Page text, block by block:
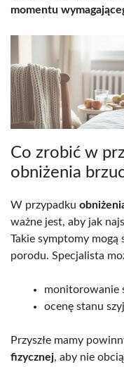
momentu
Co zrobić w
obniżenia
W przypadku
ważne jest, aby jak
Takie symptomy mogą
porodu. Specjalista
monitorowanie
ocenę stanu
Przyszłe mamy
fizycznej, aby nie